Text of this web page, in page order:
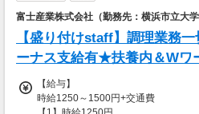
富士産業株式会社（勤務先：横浜市立大
【盛り付けstaff】調理業務
ーナス支給有★扶養内＆W
【給与】
時給1250～1500円+交通費